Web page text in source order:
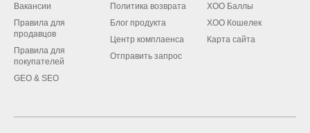
Вакансии
Правила для
продавцов
Правила для
покупателей
GEO & SEO
Политика возврата
Блог продукта
Центр комплаенса
Отправить запрос
XOO Баллы
XOO Кошелек
Карта сайта